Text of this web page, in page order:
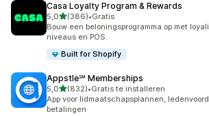
Casa Loyalty Program & Rewards
5,0van 5 sterren
(386)
386 recensies in totaal
•Gratis
Bouw een beloningsprogramma op met
niveaus en POS.
Built for Shopify
Appstle℠ Memberships
5,0van 5 sterren
(832)
832 recensies in totaal
•Gratis te installeren
App voor lidmaatschapsplannen,
betalingen